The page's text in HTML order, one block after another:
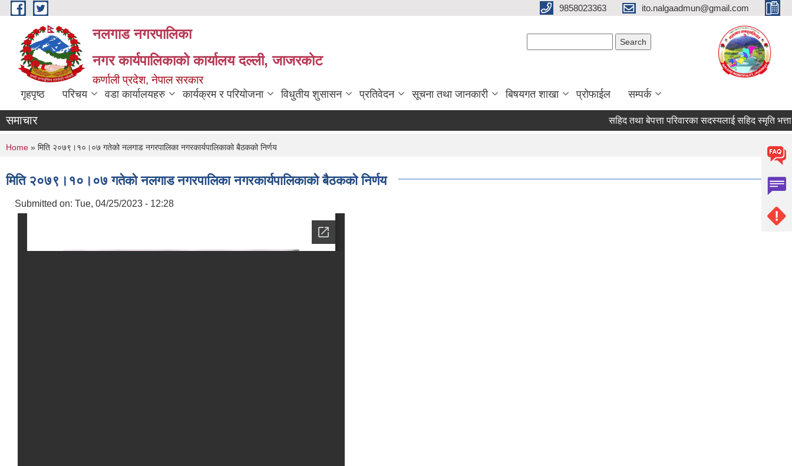
Skip to main content 9858023363 ito.nalgaadmun@gmail.com
नलगाड नगरपालिका
नगर कार्यपालिकाको कार्यालय दल्ली, जाजरकाेट
कर्णाली प्रदेश, नेपाल सरकार
गृहपृष्ठ परिचय वडा कार्यालयहरु कार्यक्रम र परियोजना विधुतीय शुसासन प्रतिवेदन सूचना तथा जानकारी बिषयगत शाखा प्रोफाईल सम्पर्क
समाचार सहिद तथा बेपत्ता परिवारका सदस्यलाई सहिद स्मृति भत्ता
You are here
Home » मिति २०७९।१०।०७ गतेको नलगाड नगरपालिका नगरकार्यपालिकाको बैठकको निर्णय
मिति २०७९।१०।०७ गतेको नलगाड नगरपालिका नगरकार्यपालिकाको बैठकको निर्णय
Submitted on: Tue, 04/25/2023 - 12:28